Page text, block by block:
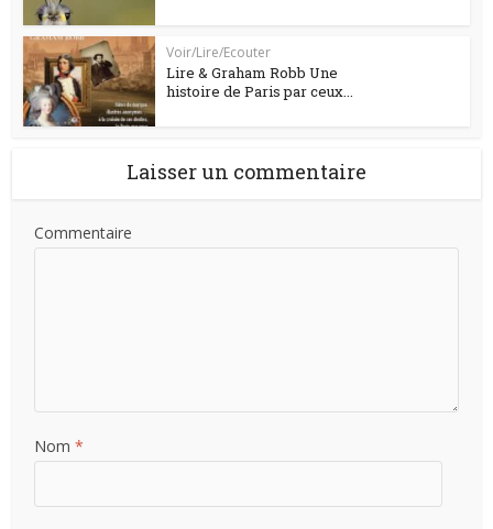
Voir/Lire/Ecouter
Lire & Graham Robb Une
histoire de Paris par ceux...
Laisser un commentaire
Commentaire
Nom*